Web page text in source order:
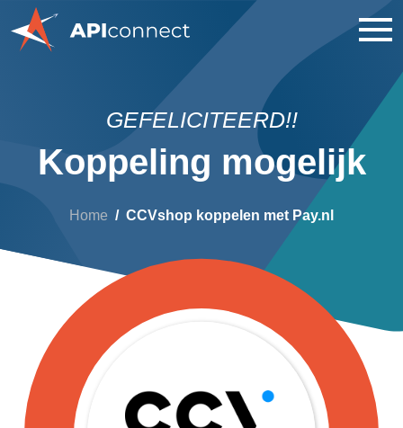
GEFELICITEERD!!
Koppeling mogelijk
Home CCVshop koppelen met Pay.nl